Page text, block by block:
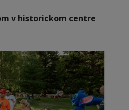
v historickom centre